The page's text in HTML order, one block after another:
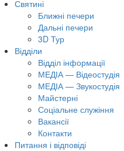
Святині
Ближні печери
Дальні печери
3D Тур
Відділи
Відділ інформації
МЕДІА — Відеостудія
МЕДІА — Звукостудія
Майстерні
Соціальне служіння
Вакансії
Контакти
Питання і відповіді